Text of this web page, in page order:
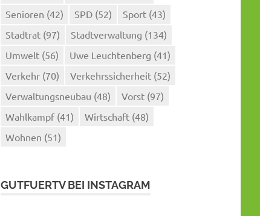
Senioren (42) SPD (52) Sport (43)
Stadtrat (97) Stadtverwaltung (134)
Umwelt (56) Uwe Leuchtenberg (41)
Verkehr (70) Verkehrssicherheit (52)
Verwaltungsneubau (48) Vorst (97)
Wahlkampf (41) Wirtschaft (48)
Wohnen (51)
GUTFUERTV BEI INSTAGRAM